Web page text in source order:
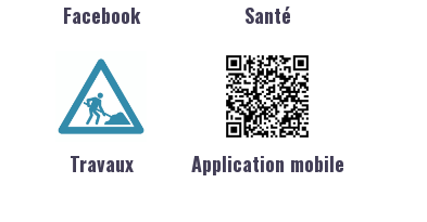
Facebook Santé
Travaux Application mobile